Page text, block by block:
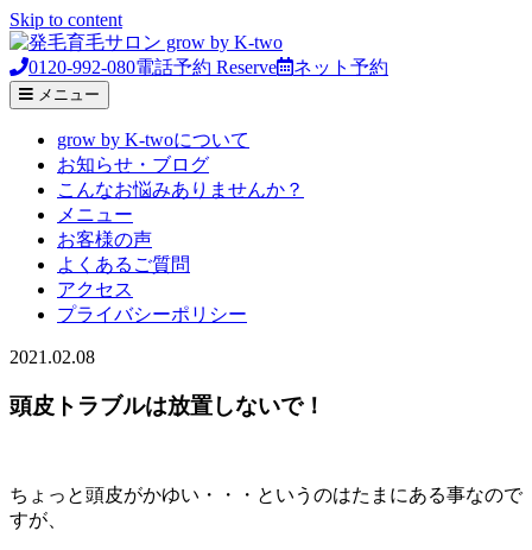
Skip to content
0120-992-080電話予約 Reserve ネット予約
メニュー
grow by K-twoについて
お知らせ・ブログ
こんなお悩みありませんか？
メニュー
お客様の声
よくあるご質問
アクセス
プライバシーポリシー
2021.02.08
頭皮トラブルは放置しないで！
ちょっと頭皮がかゆい・・・というのはたまにある事なので
すが、